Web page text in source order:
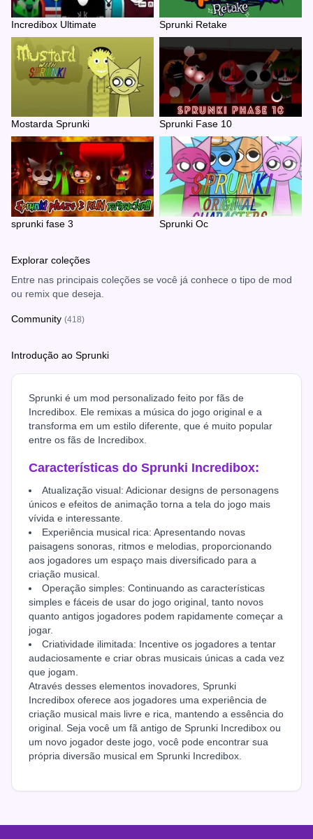
Incredibox Ultimate Sprunki Retake
Mostarda Sprunki Sprunki Fase 10
sprunki fase 3 Sprunki Oc
Explorar coleções
Entre nas principais coleções se você já conhece o tipo de mod
ou remix que deseja.
Community (418)
Introdução ao Sprunki
Sprunki é um mod personalizado feito por fãs de
Incredibox. Ele remixas a música do jogo original e a
transforma em um estilo diferente, que é muito popular
entre os fãs de Incredibox.
Características do Sprunki Incredibox:
Atualização visual: Adicionar designs de personagens
únicos e efeitos de animação torna a tela do jogo mais
vívida e interessante.
Experiência musical rica: Apresentando novas
paisagens sonoras, ritmos e melodias, proporcionando
aos jogadores um espaço mais diversificado para a
criação musical.
Operação simples: Continuando as características
simples e fáceis de usar do jogo original, tanto novos
quanto antigos jogadores podem rapidamente começar a
jogar.
Criatividade ilimitada: Incentive os jogadores a tentar
audaciosamente e criar obras musicais únicas a cada vez
que jogam.
Através desses elementos inovadores, Sprunki
Incredibox oferece aos jogadores uma experiência de
criação musical mais livre e rica, mantendo a essência do
original. Seja você um fã antigo de Sprunki Incredibox ou
um novo jogador deste jogo, você pode encontrar sua
própria diversão musical em Sprunki Incredibox.